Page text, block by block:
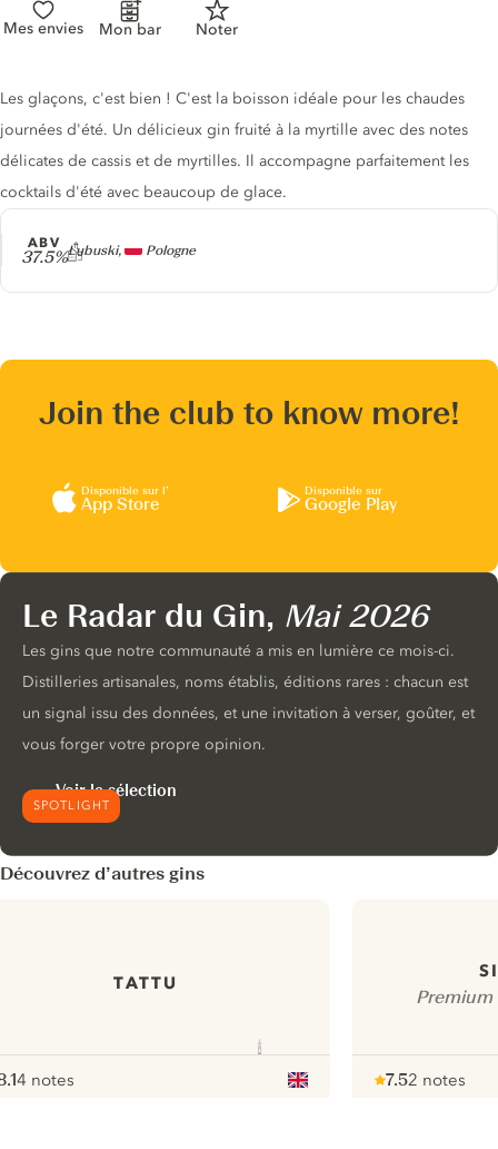
Mes envies Mon bar Noter
Producteur
Lubuski, Pologne
ABV
37.5%
Description du gin
Les glaçons, c'est bien ! C'est la boisson idéale pour les chaudes
journées d'été. Un délicieux gin fruité à la myrtille avec des notes
délicates de cassis et de myrtilles. Il accompagne parfaitement les
cocktails d'été avec beaucoup de glace.
Join the club to know more!
Disponible sur l’
App Store
Disponible sur
Google Play
SPOTLIGHT
Le Radar du Gin, Mai 2026
Les gins que notre communauté a mis en lumière ce mois-ci.
Distilleries artisanales, noms établis, éditions rares : chacun est
un signal issu des données, et une invitation à verser, goûter, et
vous forger votre propre opinion.
Voir la sélection
Découvrez d’autres gins
TATTU
4 notes
Premium
7.52 notes